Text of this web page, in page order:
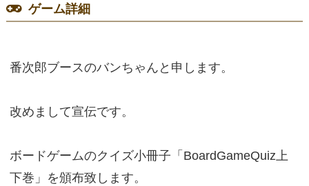
ゲーム詳細
番次郎ブースのバンちゃんと申します。
改めまして宣伝です。
ボードゲームのクイズ小冊子「BoardGameQuiz上
下巻」を頒布致します。